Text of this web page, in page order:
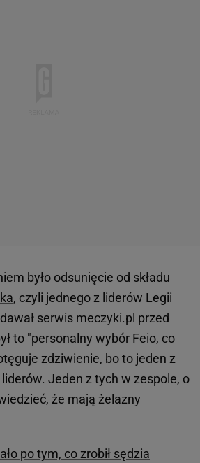
było odsunięcie od składu
, czyli jednego z liderów Legii
serwis meczyki.pl przed
to "personalny wybór Feio, co
zdziwienie, bo to jeden z
Jeden z tych w zespole, o
że mają żelazny
po tym, co zrobił sędzia